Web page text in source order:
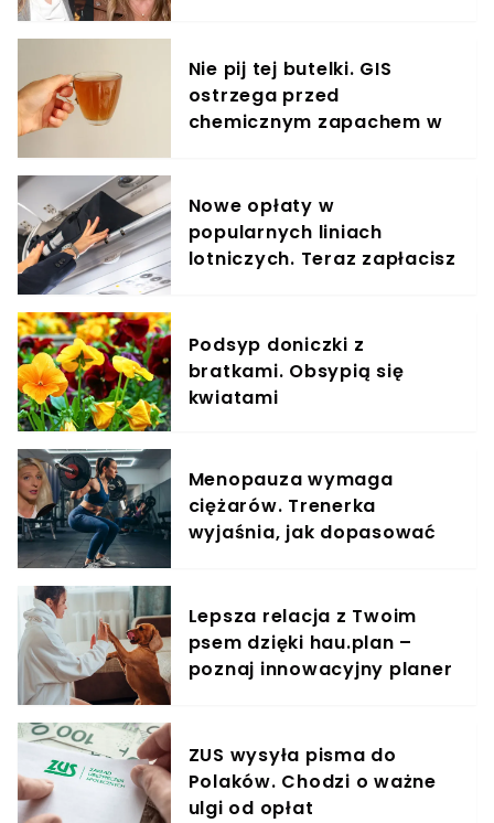
Nie pij tej butelki. GIS
ostrzega przed
chemicznym zapachem w
Nowe opłaty w
popularnych liniach
lotniczych. Teraz zapłacisz
Podsyp doniczki z
bratkami. Obsypią się
kwiatami
Menopauza wymaga
ciężarów. Trenerka
wyjaśnia, jak dopasować
Lepsza relacja z Twoim
psem dzięki hau.plan –
poznaj innowacyjny planer
ZUS wysyła pisma do
Polaków. Chodzi o ważne
ulgi od opłat